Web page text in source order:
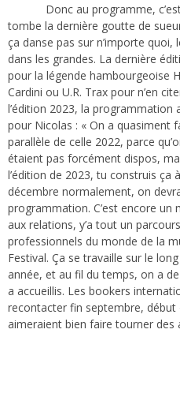
Donc au programme, c’est
tombe la dernière goutte de
ça danse pas sur n’importe quoi,
dans les grandes. La dernière
pour la légende hambourgeoise
Cardini ou U.R. Trax pour n’en
l’édition 2023, la programmation
pour Nicolas : « On a quasiment
parallèle de celle 2022, parce
étaient pas forcément dispos,
l’édition de 2023, tu construis ça
décembre normalement, on
programmation. C’est encore
aux relations, y’a tout un
professionnels du monde de la
Festival. Ça se travaille sur le
année, et au fil du temps, on a
a accueillis. Les bookers
recontacter fin septembre, début
aimeraient bien faire tourner des